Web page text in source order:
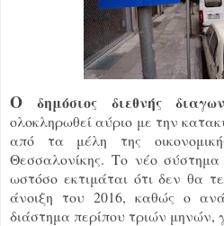
Ο δημόσιος διεθνής
ολοκληρωθεί αύριο με την
από τα μέλη της
Θεσσαλονίκης. Το νέο
ωστόσο εκτιμάται ότι δεν θα
άνοιξη του 2016, καθώς ο
διάστημα περίπου τριών μηνών,